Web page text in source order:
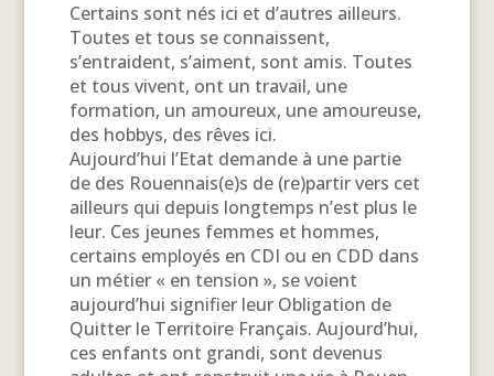
Certains sont nés ici et d’autres ailleurs.
Toutes et tous se connaissent,
s’entraident, s’aiment, sont amis. Toutes
et tous vivent, ont un travail, une
formation, un amoureux, une amoureuse,
des hobbys, des rêves ici.
Aujourd’hui l’Etat demande à une partie
de des Rouennais(e)s de (re)partir vers cet
ailleurs qui depuis longtemps n’est plus le
leur. Ces jeunes femmes et hommes,
certains employés en CDI ou en CDD dans
un métier « en tension », se voient
aujourd’hui signifier leur Obligation de
Quitter le Territoire Français. Aujourd’hui,
ces enfants ont grandi, sont devenus